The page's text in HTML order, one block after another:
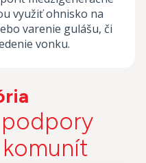
využiť ohnisko na
varenie gulášu, či
vonku.